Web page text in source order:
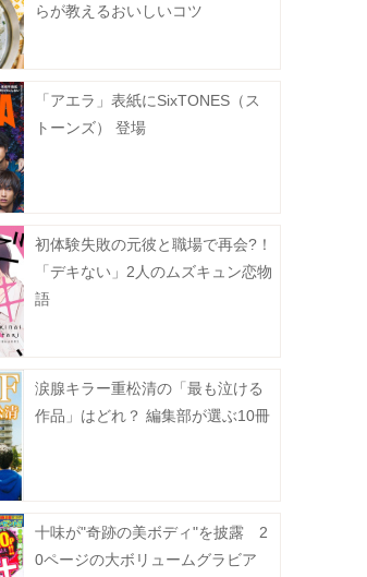
らが教えるおいしいコツ
「アエラ」表紙にSixTONES（ス
トーンズ） 登場
初体験失敗の元彼と職場で再会?！
「デキない」2人のムズキュン恋物
語
涙腺キラー重松清の「最も泣ける
作品」はどれ？ 編集部が選ぶ10冊
十味が"奇跡の美ボディ"を披露 2
0ページの大ボリュームグラビア